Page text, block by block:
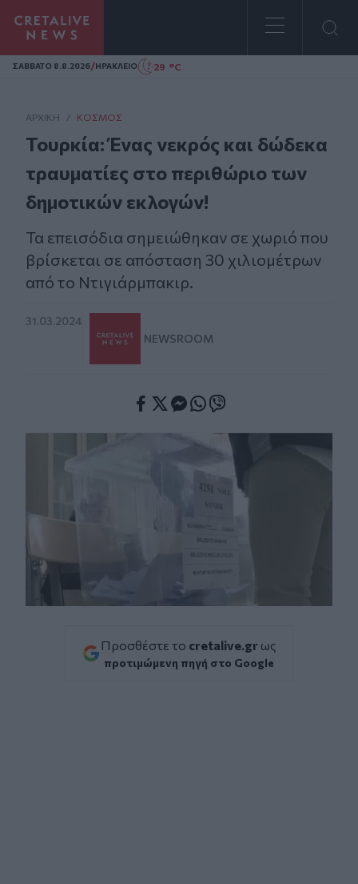
Homepage
ΣAΒΒΑΤΟ 8.8.2026/ΗΡΑΚΛΕΙΟ 29 °C
ΑΡΧΙΚΗ / ΚΌΣΜΟΣ
Τουρκία: Ένας νεκρός και δώδεκα
τραυματίες στο περιθώριο των
δημοτικών εκλογών!
Τα επεισόδια σημειώθηκαν σε χωριό που
βρίσκεται σε απόσταση 30 χιλιομέτρων
από το Ντιγιάρμπακιρ.
31.03.2024
NEWSROOM
Προσθέστε το cretalive.gr ως
προτιμώμενη πηγή στο Google